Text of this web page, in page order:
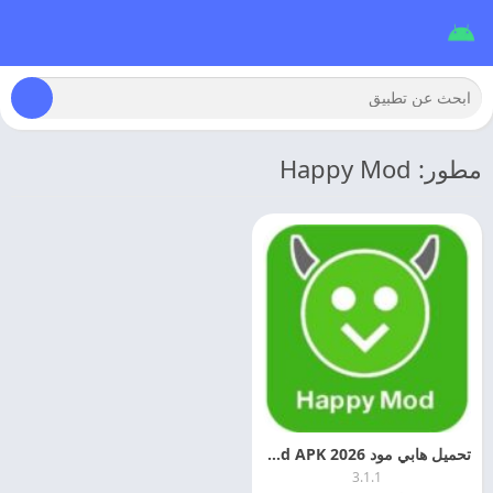
مطور: Happy Mod
تحميل هابي مود 2026 Happy Mod APK اخر اصدار
3.1.1